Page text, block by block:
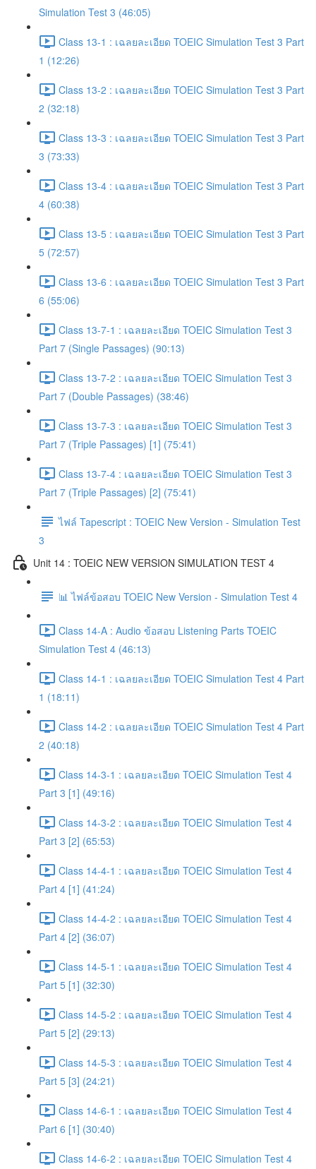
Simulation Test 3 (46:05)
Class 13-1 : เฉลยละเอียด TOEIC Simulation Test 3 Part
1 (12:26)
Class 13-2 : เฉลยละเอียด TOEIC Simulation Test 3 Part
2 (32:18)
Class 13-3 : เฉลยละเอียด TOEIC Simulation Test 3 Part
3 (73:33)
Class 13-4 : เฉลยละเอียด TOEIC Simulation Test 3 Part
4 (60:38)
Class 13-5 : เฉลยละเอียด TOEIC Simulation Test 3 Part
5 (72:57)
Class 13-6 : เฉลยละเอียด TOEIC Simulation Test 3 Part
6 (55:06)
Class 13-7-1 : เฉลยละเอียด TOEIC Simulation Test 3
Part 7 (Single Passages) (90:13)
Class 13-7-2 : เฉลยละเอียด TOEIC Simulation Test 3
Part 7 (Double Passages) (38:46)
Class 13-7-3 : เฉลยละเอียด TOEIC Simulation Test 3
Part 7 (Triple Passages) [1] (75:41)
Class 13-7-4 : เฉลยละเอียด TOEIC Simulation Test 3
Part 7 (Triple Passages) [2] (75:41)
ไฟล์ Tapescript : TOEIC New Version - Simulation Test
3
Unit 14 : TOEIC NEW VERSION SIMULATION TEST 4
📊 ไฟล์ข้อสอบ TOEIC New Version - Simulation Test 4
Class 14-A : Audio ข้อสอบ Listening Parts TOEIC
Simulation Test 4 (46:13)
Class 14-1 : เฉลยละเอียด TOEIC Simulation Test 4 Part
1 (18:11)
Class 14-2 : เฉลยละเอียด TOEIC Simulation Test 4 Part
2 (40:18)
Class 14-3-1 : เฉลยละเอียด TOEIC Simulation Test 4
Part 3 [1] (49:16)
Class 14-3-2 : เฉลยละเอียด TOEIC Simulation Test 4
Part 3 [2] (65:53)
Class 14-4-1 : เฉลยละเอียด TOEIC Simulation Test 4
Part 4 [1] (41:24)
Class 14-4-2 : เฉลยละเอียด TOEIC Simulation Test 4
Part 4 [2] (36:07)
Class 14-5-1 : เฉลยละเอียด TOEIC Simulation Test 4
Part 5 [1] (32:30)
Class 14-5-2 : เฉลยละเอียด TOEIC Simulation Test 4
Part 5 [2] (29:13)
Class 14-5-3 : เฉลยละเอียด TOEIC Simulation Test 4
Part 5 [3] (24:21)
Class 14-6-1 : เฉลยละเอียด TOEIC Simulation Test 4
Part 6 [1] (30:40)
Class 14-6-2 : เฉลยละเอียด TOEIC Simulation Test 4